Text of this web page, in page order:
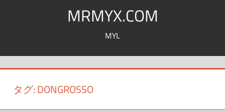
ッ
MRMYX.COM
MYL
タグ:DONGROSSO